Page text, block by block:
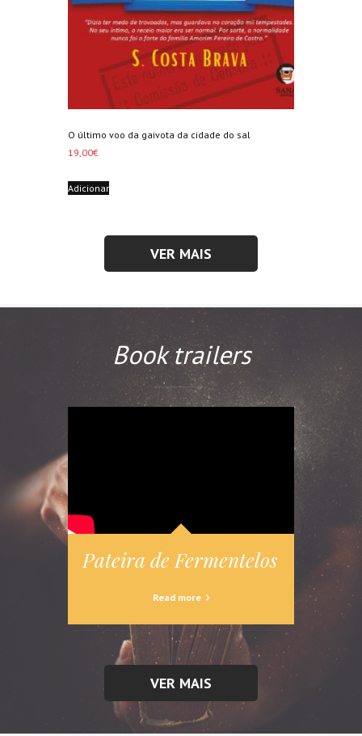
O último voo da gaivota da cidade do sal
19,00€
Adicionar
VER MAIS
Book trailers
Pateira de Fermentelos – A
Read more
VER MAIS